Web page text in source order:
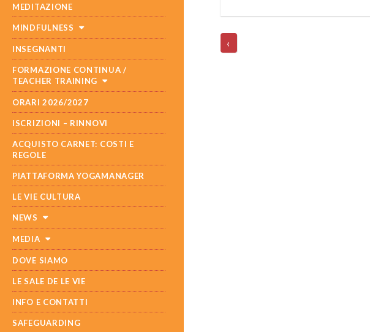
MEDITAZIONE
MINDFULNESS
INSEGNANTI
FORMAZIONE CONTINUA /
TEACHER TRAINING
ORARI 2026/2027
ISCRIZIONI – RINNOVI
ACQUISTO CARNET: COSTI E
REGOLE
PIATTAFORMA YOGAMANAGER
LE VIE CULTURA
NEWS
MEDIA
DOVE SIAMO
LE SALE DE LE VIE
INFO E CONTATTI
SAFEGUARDING
NAVIGATION
‹